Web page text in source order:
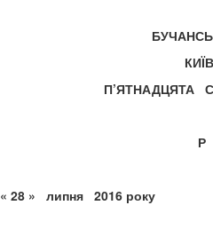
П’ЯТНАДЦЯТА
Р
« 28 » липня